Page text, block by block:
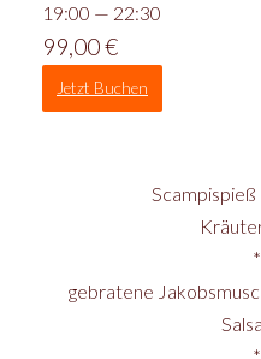
Scampispieß
gebratene
19:00 — 22:30
99,00€
Jetzt Buchen